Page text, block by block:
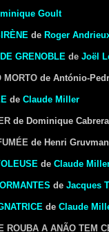
Goult
de Roger
GRENOBLE de Joël
MORTO de António-
de Claude Miller
de Dominique
de Henri
de Claude
de Jacques
de Claude
ROUBA A ANÃO TEM